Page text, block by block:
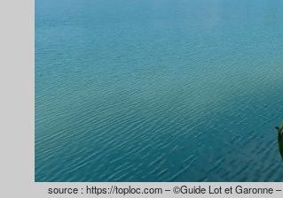
source : https://toploc.com – ©Guide Lot et Garonne